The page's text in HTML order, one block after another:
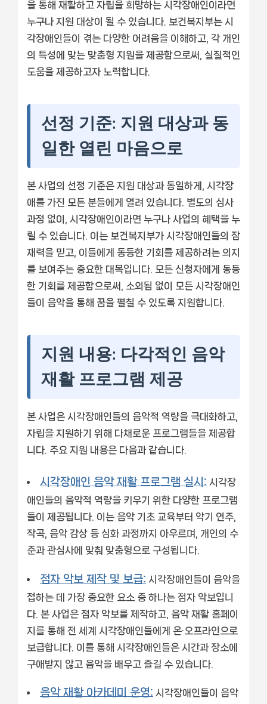
을 통해 재활하고 자립을 희망하는 시각장애인이라면
누구나 지원 대상이 될 수 있습니다. 보건복지부는 시
각장애인들이 겪는 다양한 어려움을 이해하고, 각 개인
의 특성에 맞는 맞춤형 지원을 제공함으로써, 실질적인
도움을 제공하고자 노력합니다.
선정 기준: 지원 대상과 동
일한 열린 마음으로
본 사업의 선정 기준은 지원 대상과 동일하게, 시각장
애를 가진 모든 분들에게 열려 있습니다. 별도의 심사
과정 없이, 시각장애인이라면 누구나 사업의 혜택을 누
릴 수 있습니다. 이는 보건복지부가 시각장애인들의 잠
재력을 믿고, 이들에게 동등한 기회를 제공하려는 의지
를 보여주는 중요한 대목입니다. 모든 신청자에게 동등
한 기회를 제공함으로써, 소외됨 없이 모든 시각장애인
들이 음악을 통해 꿈을 펼칠 수 있도록 지원합니다.
지원 내용: 다각적인 음악
재활 프로그램 제공
본 사업은 시각장애인들의 음악적 역량을 극대화하고,
자립을 지원하기 위해 다채로운 프로그램들을 제공합
니다. 주요 지원 내용은 다음과 같습니다.
시각장애인 음악 재활 프로그램 실시: 시각장
애인들의 음악적 역량을 키우기 위한 다양한 프로그램
들이 제공됩니다. 이는 음악 기초 교육부터 악기 연주,
작곡, 음악 감상 등 심화 과정까지 아우르며, 개인의 수
준과 관심사에 맞춰 맞춤형으로 구성됩니다.
점자 악보 제작 및 보급: 시각장애인들이 음악을
접하는 데 가장 중요한 요소 중 하나는 점자 악보입니
다. 본 사업은 점자 악보를 제작하고, 음악 재활 홈페이
지를 통해 전 세계 시각장애인들에게 온·오프라인으로
보급합니다. 이를 통해 시각장애인들은 시간과 장소에
구애받지 않고 음악을 배우고 즐길 수 있습니다.
음악 재활 아카데미 운영: 시각장애인들이 음악